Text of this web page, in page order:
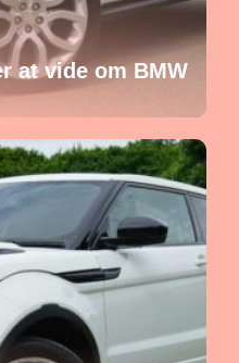
at vide om BMW